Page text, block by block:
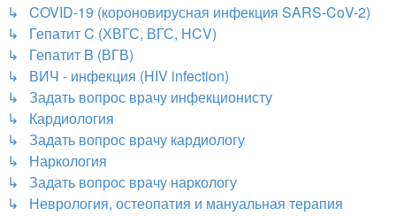
↳ COVID-19 (короновирусная инфекция SARS-CoV-2)
↳ Гепатит C (ХВГС, ВГС, HCV)
↳ Гепатит B (ВГВ)
↳ ВИЧ - инфекция (HIV infection)
↳ Задать вопрос врачу инфекционисту
↳ Кардиология
↳ Задать вопрос врачу кардиологу
↳ Наркология
↳ Задать вопрос врачу наркологу
↳ Неврология, остеопатия и мануальная терапия